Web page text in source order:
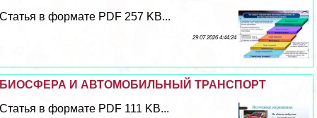
Статья в формате PDF 257 KB...
29 07 2026 4:44:24
БИОСФЕРА И АВТОМОБИЛЬНЫЙ ТРАНСПОРТ
Статья в формате PDF 111 KB...